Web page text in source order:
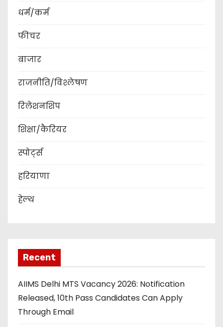
धर्म/कर्म
फीचर
बाजार
राजनीति/विश्लेषण
रिलेशनशिप
शिक्षा/कैरियर
स्पोर्ट्स
हरियाणा
हेल्थ
Recent
AIIMS Delhi MTS Vacancy 2026: Notification
Released, 10th Pass Candidates Can Apply
Through Email